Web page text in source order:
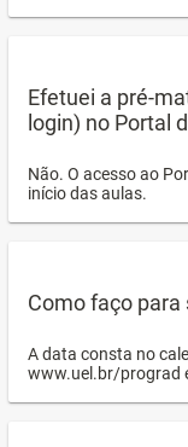
Efetuei a pré-
login) no Portal
Não. O acesso ao
início das aulas.
Como faço para
A data consta no
www.uel.br/prograd